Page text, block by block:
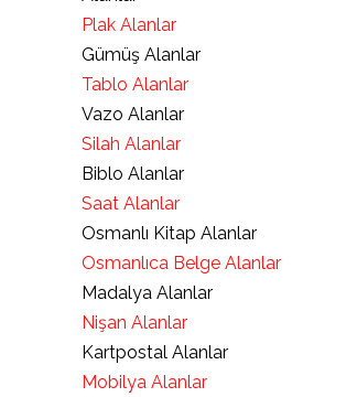
Plak Alanlar
Gümüş Alanlar
Tablo Alanlar
Vazo Alanlar
Silah Alanlar
Biblo Alanlar
Saat Alanlar
Osmanlı Kitap Alanlar
Osmanlıca Belge Alanlar
Madalya Alanlar
Nişan Alanlar
Kartpostal Alanlar
Mobilya Alanlar